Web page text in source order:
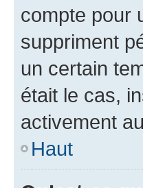
compte pour
suppriment
un certain
était le cas,
activement
Haut